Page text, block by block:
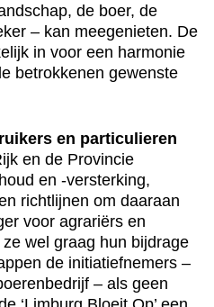
de boer, de
– kan meegenieten. De
in voor een harmonie
betrokkenen gewenste
en particulieren
en de Provincie
en -versterking,
richtlijnen om daaraan
voor agrariërs en
wel graag hun bijdrage
de initiatiefnemers –
– als geen